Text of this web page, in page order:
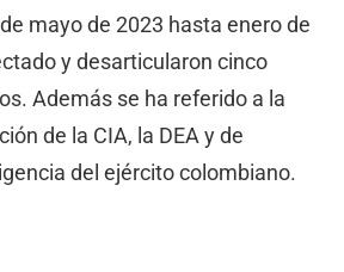
mayo de 2023 hasta enero de
y desarticularon cinco
Además se ha referido a la
de la CIA, la DEA y de
del ejército colombiano.